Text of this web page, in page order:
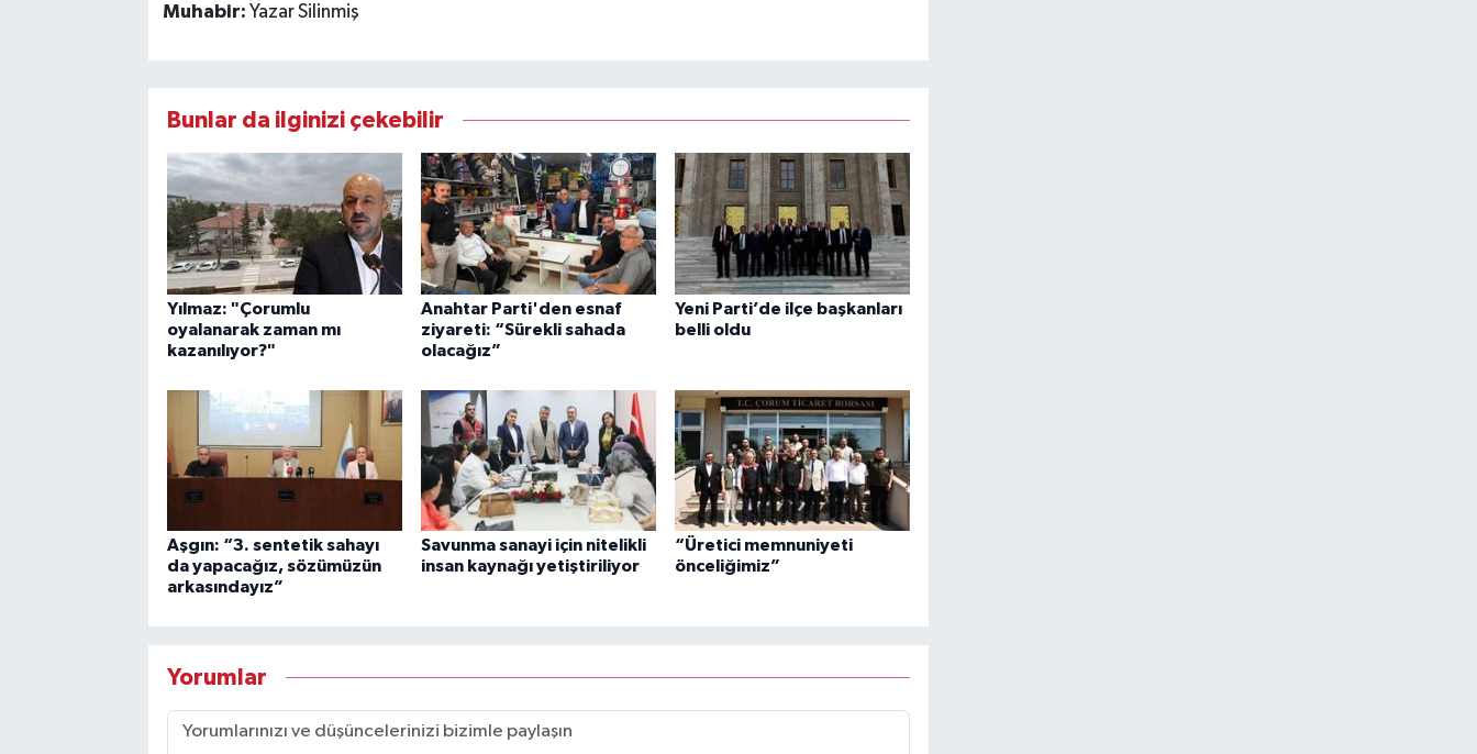
Muhabir: Yazar Silinmiş
Bunlar da ilginizi çekebilir
Yılmaz: "Çorumlu
oyalanarak zaman mı
kazanılıyor?"
Anahtar Parti'den esnaf
ziyareti: “Sürekli sahada
olacağız”
Yeni Parti’de ilçe başkanları
belli oldu
Aşgın: “3. sentetik sahayı
da yapacağız, sözümüzün
arkasındayız”
Savunma sanayi için nitelikli
insan kaynağı yetiştiriliyor
“Üretici memnuniyeti
önceliğimiz”
Yorumlar